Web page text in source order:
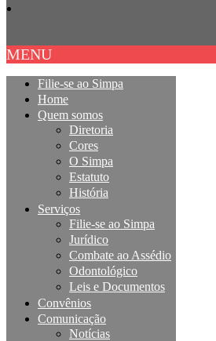
MENU
Filie-se ao Simpa
Home
Quem somos
Diretoria
Cores
O Simpa
Estatuto
História
Serviços
Filie-se ao Simpa
Jurídico
Combate ao Assédio
Odontológico
Leis e Documentos
Convênios
Comunicação
Notícias